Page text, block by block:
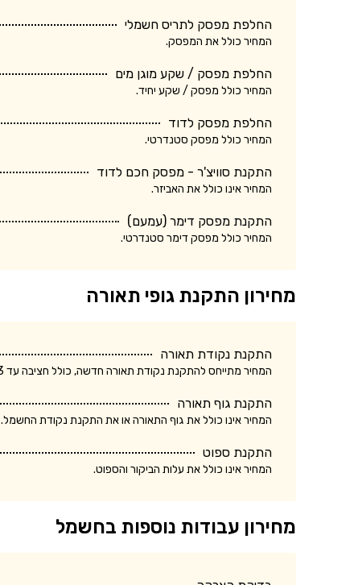
החלפת מפסק לתריס חשמלי
המחיר כולל את המפסק.
החלפת מפסק / שקע מוגן מים
המחיר כולל מפסק / שקע יחיד.
החלפת מפסק לדוד
המחיר כולל מפסק סטנדרטי.
התקנת סוויצ'ר - מפסק חכם לדוד
המחיר אינו כולל את האביזר.
התקנת מפסק דימר (עמעם)
המחיר כולל מפסק דימר סטנדרטי.
מחירון התקנת גופי תאורה
התקנת נקודת תאורה
המחיר מתייחס להתקנת נקודת תאורה חדשה, כולל חציבה עד 3 מטר.
התקנת גוף תאורה
המחיר אינו כולל את גוף התאורה או את התקנת נקודת החשמל.
התקנת ספוט
המחיר אינו כולל את עלות הביקור והספוט.
מחירון עבודות נוספות בחשמל